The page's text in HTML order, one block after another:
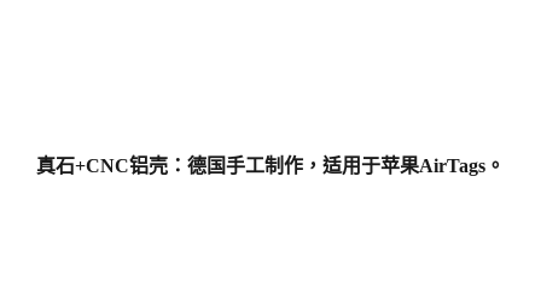
真石+CNC铝壳：德国手工制作，适用于苹果AirTags。